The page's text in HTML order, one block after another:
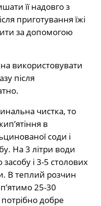
її надовго з
приготування їжі
за допомогою
використовувати
після
чистка, то
в
соди і
На 3 літри води
і 3-5 столових
В теплий розчин
25-30
потрібно добре